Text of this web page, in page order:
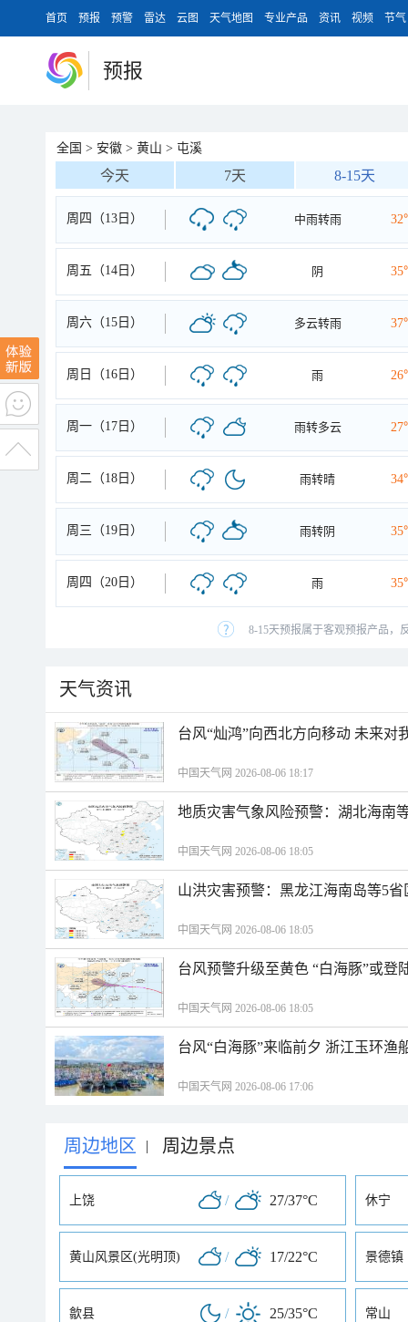
首页 预报 预警 雷达 云图 天气地图 专业产品 资讯 视频 节气
预报
全国 > 安徽 > 黄山 > 屯溪
今天 7天 8-15天
周四（13日） 中雨转雨
周五（14日） 阴
周六（15日） 多云转雨
周日（16日） 雨
周一（17日） 雨转多云
周二（18日） 雨转晴
周三（19日） 雨转阴
周四（20日） 雨
8-15天预报属于客观预报产品，
天气资讯
台风“灿鸿”向西北方向移动 未来对
中国天气网 2026-08-06 18:17
地质灾害气象风险预警：湖北海南
中国天气网 2026-08-06 18:05
山洪灾害预警：黑龙江海南岛等5
中国天气网 2026-08-06 18:05
台风预警升级至黄色 “白海豚”或登
中国天气网 2026-08-06 18:05
台风“白海豚”来临前夕 浙江玉环渔
中国天气网 2026-08-06 17:06
周边地区 | 周边景点
上饶 / 27/37°C 休宁
黄山风景区(光明顶) / 17/22°C 景德镇
歙县 / 25/35°C 常山